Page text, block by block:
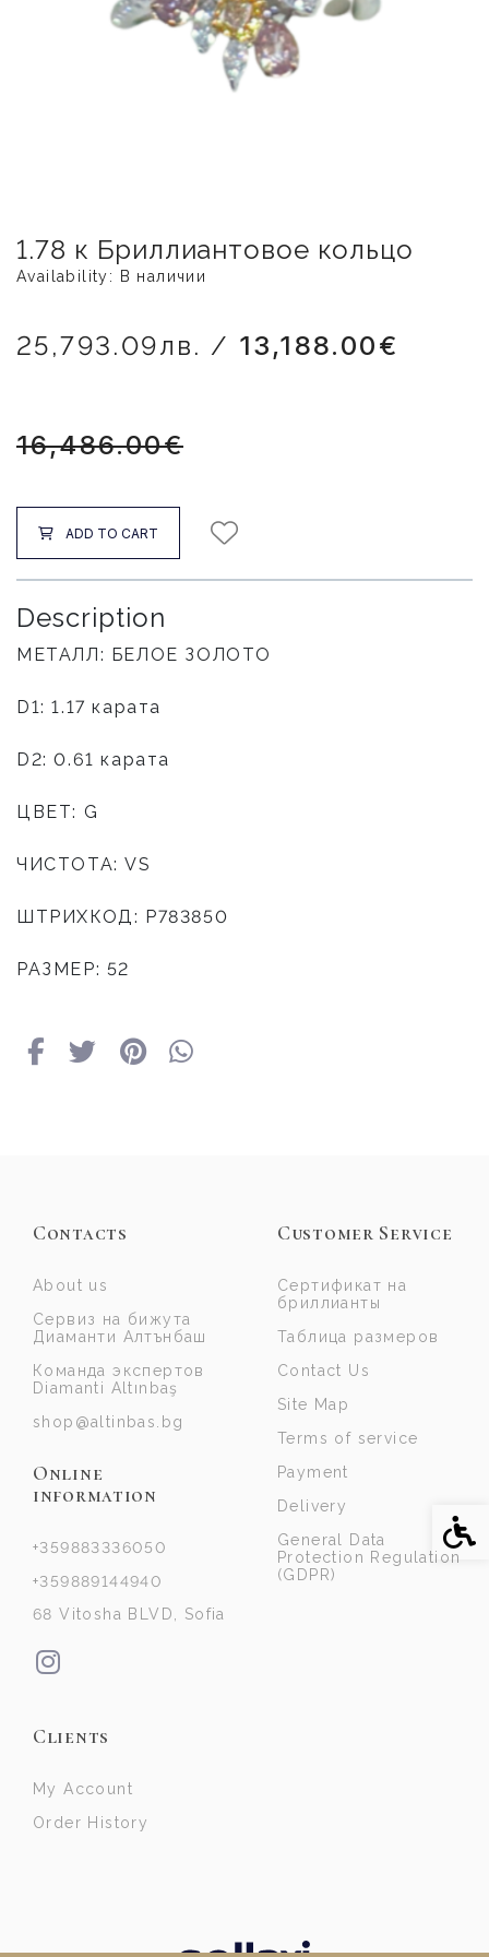
1.78 к Бриллиантовое кольцо
Availability: В наличии
25,793.09лв. / 13,188.00€
16,486.00€
ADD TO CART
Description
МЕТАЛЛ: БЕЛОЕ ЗОЛОТО
D1: 1.17 карата
D2: 0.61 карата
ЦВЕТ: G
ЧИСТОТА: VS
ШТРИХКОД: P783850
РАЗМЕР: 52
Contacts
About us
Сервиз на бижута
Диаманти Алтънбаш
Команда экспертов
Diamanti Altınbaş
shop@altinbas.bg
Online
information
+359883336050
+359889144940
68 Vitosha BLVD, Sofia
Customer Service
Сертификат на
бриллианты
Таблица размеров
Contact Us
Site Map
Terms of service
Payment
Delivery
General Data
Protection Regulation
(GDPR)
Clients
My Account
Order History